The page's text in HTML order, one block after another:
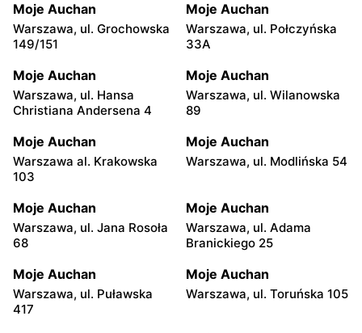
Moje Auchan
Warszawa, ul. Grochowska
149/151
Moje Auchan
Warszawa, ul. Połczyńska
33A
Moje Auchan
Warszawa, ul. Hansa
Christiana Andersena 4
Moje Auchan
Warszawa, ul. Wilanowska
89
Moje Auchan
Warszawa al. Krakowska
103
Moje Auchan
Warszawa, ul. Modlińska 54
Moje Auchan
Warszawa, ul. Jana Rosoła
68
Moje Auchan
Warszawa, ul. Adama
Branickiego 25
Moje Auchan
Warszawa, ul. Puławska
417
Moje Auchan
Warszawa, ul. Toruńska 105